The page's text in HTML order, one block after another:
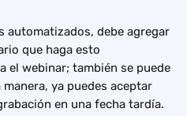
automatizados, debe agregar
que haga esto
el webinar; también se puede
ya puedes aceptar
en una fecha tardía.